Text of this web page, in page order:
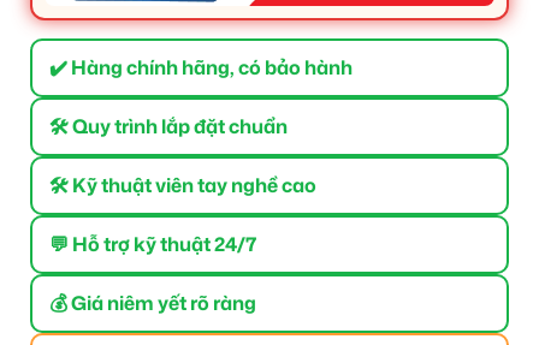
✔️ Hàng chính hãng, có bảo hành
🛠 Quy trình lắp đặt chuẩn
🛠 Kỹ thuật viên tay nghề cao
💬 Hỗ trợ kỹ thuật 24/7
💰 Giá niêm yết rõ ràng